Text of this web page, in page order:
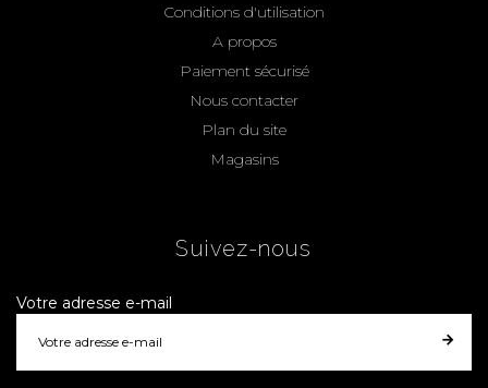
Conditions d'utilisation
A propos
Paiement sécurisé
Nous contacter
Plan du site
Magasins
Suivez-nous
Votre adresse e-mail